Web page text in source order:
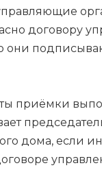
договору
они
приёмки
дома, если